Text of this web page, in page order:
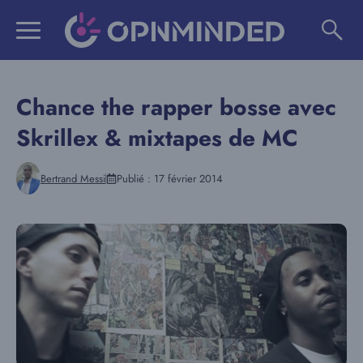
Chance the rapper bosse avec
Skrillex & mixtapes de MC
Bertrand Messi Publié : 17 février 2014